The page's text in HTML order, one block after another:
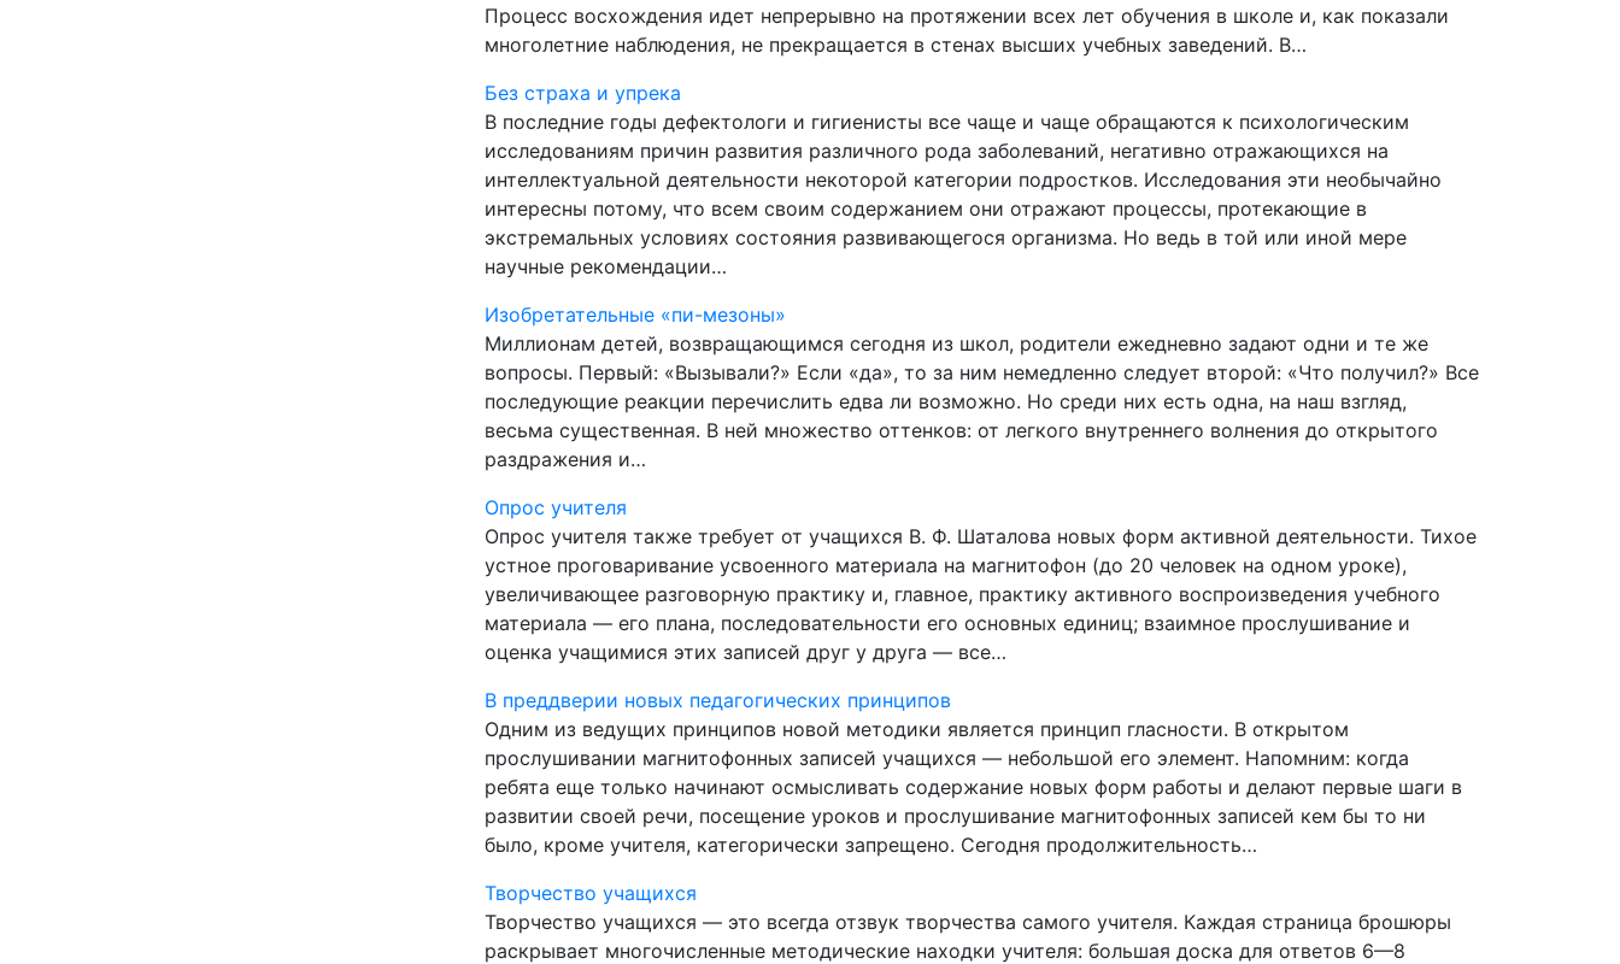
Процесс восхождения идет непрерывно на протяжении всех лет обучения в школе и, как показали
многолетние наблюдения, не прекращается в стенах высших учебных заведений. В…
Без страха и упрека
В последние годы дефектологи и гигиенисты все чаще и чаще обращаются к психологическим
исследованиям причин развития различного рода заболеваний, негативно отражающихся на
интеллектуальной деятельности некоторой категории подростков. Исследования эти необычайно
интересны потому, что всем своим содержанием они отражают процессы, протекающие в
экстремальных условиях состояния развивающегося организма. Но ведь в той или иной мере
научные рекомендации…
Изобретательные «пи-мезоны»
Миллионам детей, возвращающимся сегодня из школ, родители ежедневно задают одни и те же
вопросы. Первый: «Вызывали?» Если «да», то за ним немедленно следует второй: «Что получил?» Все
последующие реакции перечислить едва ли возможно. Но среди них есть одна, на наш взгляд,
весьма существенная. В ней множество оттенков: от легкого внутреннего волнения до открытого
раздражения и…
Опрос учителя
Опрос учителя также требует от учащихся В. Ф. Шаталова новых форм активной деятельности. Тихое
устное проговаривание усвоенного материала на магнитофон (до 20 человек на одном уроке),
увеличивающее разговорную практику и, главное, практику активного воспроизведения учебного
материала — его плана, последовательности его основных единиц; взаимное прослушивание и
оценка учащимися этих записей друг у друга — все…
В преддверии новых педагогических принципов
Одним из ведущих принципов новой методики является принцип гласности. В открытом
прослушивании магнитофонных записей учащихся — небольшой его элемент. Напомним: когда
ребята еще только начинают осмысливать содержание новых форм работы и делают первые шаги в
развитии своей речи, посещение уроков и прослушивание магнитофонных записей кем бы то ни
было, кроме учителя, категорически запрещено. Сегодня продолжительность…
Творчество учащихся
Творчество учащихся — это всегда отзвук творчества самого учителя. Каждая страница брошюры
раскрывает многочисленные методические находки учителя: большая доска для ответов 6—8